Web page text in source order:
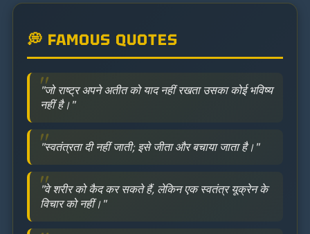
💭 FAMOUS QUOTES
"जो राष्ट्र अपने अतीत को याद नहीं रखता उसका कोई भविष्य
नहीं है।"
"स्वतंत्रता दी नहीं जाती; इसे जीता और बचाया जाता है।"
"वे शरीर को कैद कर सकते हैं, लेकिन एक स्वतंत्र यूक्रेन के
विचार को नहीं।"